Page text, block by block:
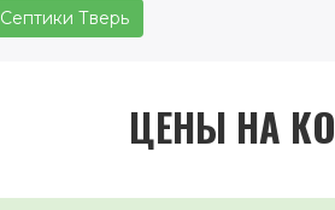
Септики Тверь
ЦЕНЫ НА